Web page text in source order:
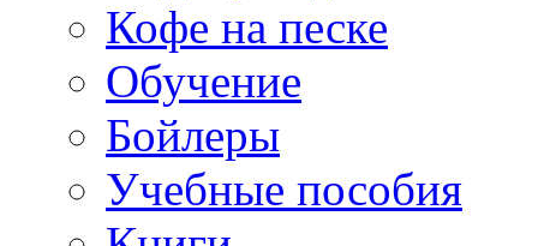
Кофе на песке
Обучение
Бойлеры
Учебные пособия